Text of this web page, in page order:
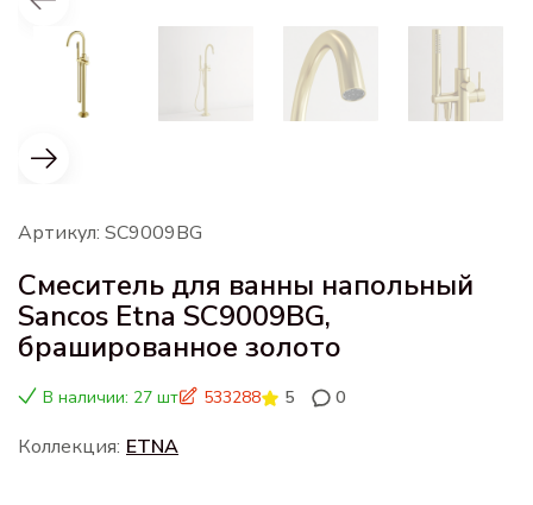
Артикул: SC9009BG
Смеситель для ванны напольный
Sancos Etna SC9009BG,
брашированное золото
В наличии: 27 шт 533288 5 0
Коллекция: ETNA